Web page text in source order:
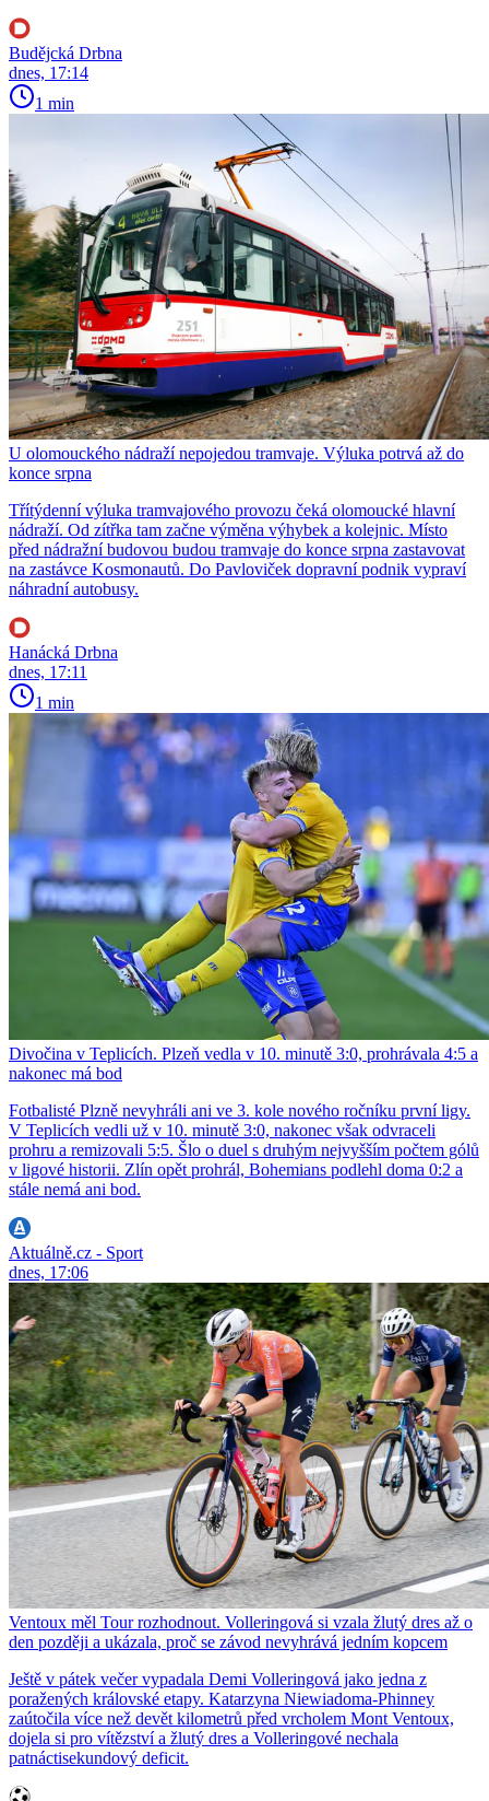
Budějcká Drbna
dnes, 17:14
1 min
U olomouckého nádraží nepojedou tramvaje. Výluka potrvá až do
konce srpna
Třítýdenní výluka tramvajového provozu čeká olomoucké hlavní
nádraží. Od zítřka tam začne výměna výhybek a kolejnic. Místo
před nádražní budovou budou tramvaje do konce srpna zastavovat
na zastávce Kosmonautů. Do Pavloviček dopravní podnik vypraví
náhradní autobusy.
Hanácká Drbna
dnes, 17:11
1 min
Divočina v Teplicích. Plzeň vedla v 10. minutě 3:0, prohrávala 4:5 a
nakonec má bod
Fotbalisté Plzně nevyhráli ani ve 3. kole nového ročníku první ligy.
V Teplicích vedli už v 10. minutě 3:0, nakonec však odvraceli
prohru a remizovali 5:5. Šlo o duel s druhým nejvyšším počtem gólů
v ligové historii. Zlín opět prohrál, Bohemians podlehl doma 0:2 a
stále nemá ani bod.
Aktuálně.cz - Sport
dnes, 17:06
Ventoux měl Tour rozhodnout. Volleringová si vzala žlutý dres až o
den později a ukázala, proč se závod nevyhrává jedním kopcem
Ještě v pátek večer vypadala Demi Volleringová jako jedna z
poražených královské etapy. Katarzyna Niewiadoma-Phinney
zaútočila více než devět kilometrů před vrcholem Mont Ventoux,
dojela si pro vítězství a žlutý dres a Volleringové nechala
patnáctisekundový deficit.